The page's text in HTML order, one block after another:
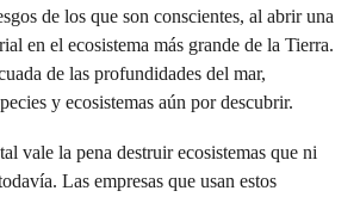
de los que son conscientes, al abrir una
en el ecosistema más grande de la Tierra.
de las profundidades del mar,
y ecosistemas aún por descubrir.
vale la pena destruir ecosistemas que ni
Las empresas que usan estos